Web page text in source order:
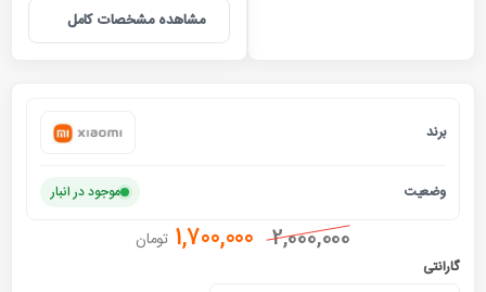
مشاهده مشخصات کامل
برند
وضعیت موجود در انبار
2,000,000
1,700,000 تومان
گارانتی